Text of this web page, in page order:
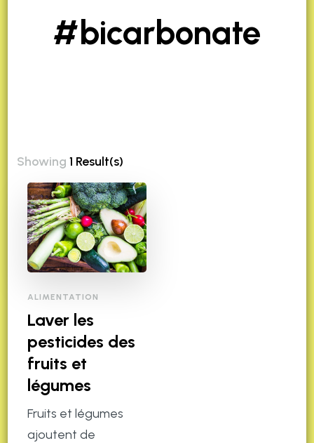
#bicarbonate
Showing 1 Result(s)
ALIMENTATION
Laver les
pesticides des
fruits et
légumes
Fruits et légumes
ajoutent de